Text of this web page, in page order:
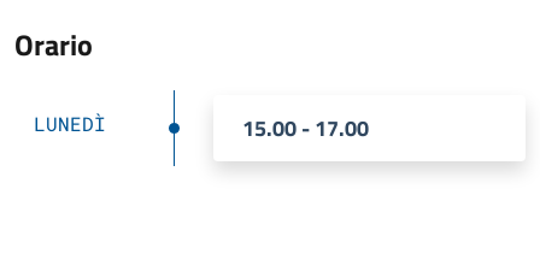
Orario
LUNEDÌ 15.00 - 17.00